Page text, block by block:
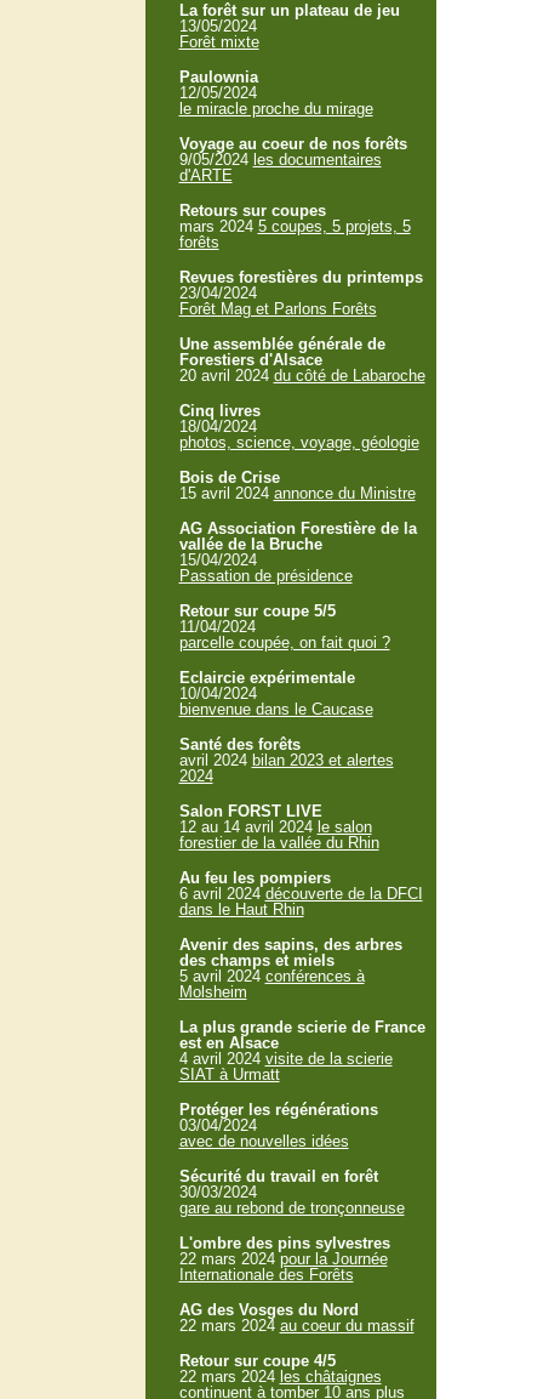
La forêt sur un plateau de jeu
13/05/2024
Forêt mixte
Paulownia
12/05/2024
le miracle proche du mirage
Voyage au coeur de nos forêts
9/05/2024 les documentaires
d'ARTE
Retours sur coupes
mars 2024 5 coupes, 5 projets, 5
forêts
Revues forestières du printemps
23/04/2024
Forêt Mag et Parlons Forêts
Une assemblée générale de
Forestiers d'Alsace
20 avril 2024 du côté de Labaroche
Cinq livres
18/04/2024
photos, science, voyage, géologie
Bois de Crise
15 avril 2024 annonce du Ministre
AG Association Forestière de la
vallée de la Bruche
15/04/2024
Passation de présidence
Retour sur coupe 5/5
11/04/2024
parcelle coupée, on fait quoi ?
Eclaircie expérimentale
10/04/2024
bienvenue dans le Caucase
Santé des forêts
avril 2024 bilan 2023 et alertes
2024
Salon FORST LIVE
12 au 14 avril 2024 le salon
forestier de la vallée du Rhin
Au feu les pompiers
6 avril 2024 découverte de la DFCI
dans le Haut Rhin
Avenir des sapins, des arbres
des champs et miels
5 avril 2024 conférences à
Molsheim
La plus grande scierie de France
est en Alsace
4 avril 2024 visite de la scierie
SIAT à Urmatt
Protéger les régénérations
03/04/2024
avec de nouvelles idées
Sécurité du travail en forêt
30/03/2024
gare au rebond de tronçonneuse
L'ombre des pins sylvestres
22 mars 2024 pour la Journée
Internationale des Forêts
AG des Vosges du Nord
22 mars 2024 au coeur du massif
Retour sur coupe 4/5
22 mars 2024 les châtaignes
continuent à tomber 10 ans plus